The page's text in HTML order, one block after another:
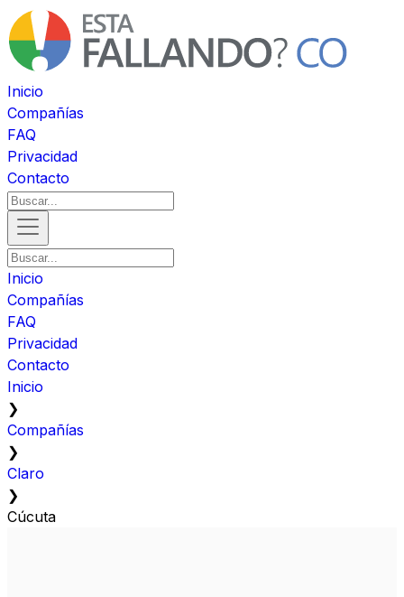
Inicio
Compañías
FAQ
Privacidad
Contacto
Inicio
Compañías
FAQ
Privacidad
Contacto
Inicio
❯
Compañías
❯
Claro
❯
Cúcuta